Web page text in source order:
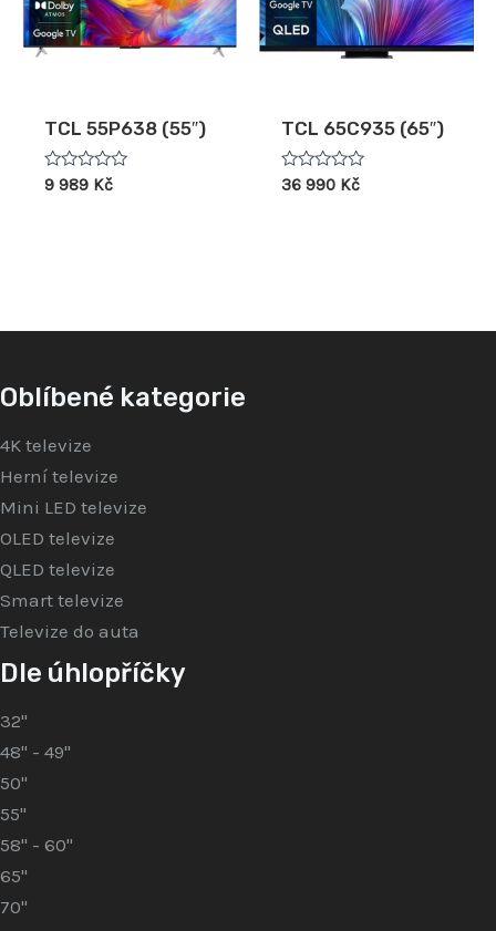
TCL 55P638 (55″)
Hodnocení
9 989 Kč
TCL 65C935 (65″)
Hodnocení
36 990 Kč
Oblíbené kategorie
4K televize
Herní televize
Mini LED televize
OLED televize
QLED televize
Smart televize
Televize do auta
Dle úhlopříčky
32"
48" - 49"
50"
55"
58" - 60"
65"
70"